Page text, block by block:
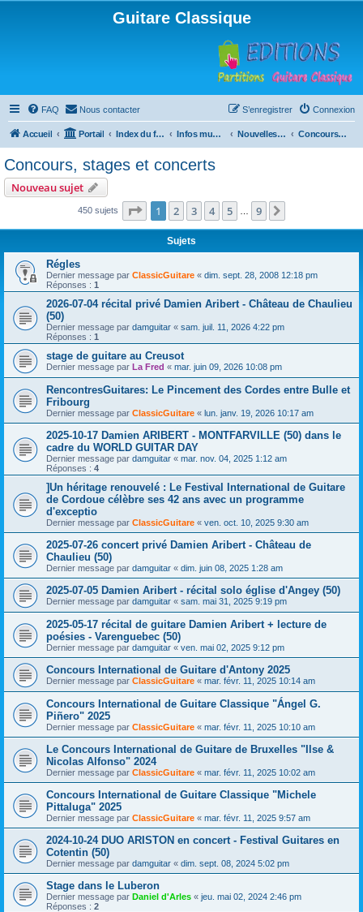
Guitare Classique
FAQ Nous contacter Connexion
S’enregistrer
Accueil Portail Index du forum Infos musicales Nouvelles de toutes sortes, concerts, partitions… Concours, stages et concerts
Concours, stages et concerts
Nouveau sujet
450 sujets Page 1sur9
1 2 3 4 5 9
Sujets
Régles
Dernier message par ClassicGuitare « dim. sept. 28, 2008 12:18 pm
Réponses : 1
2026-07-04 récital privé Damien Aribert - Château de Chaulieu
(50)
Dernier message par damguitar « sam. juil. 11, 2026 4:22 pm
Réponses : 1
stage de guitare au Creusot
Dernier message par La Fred « mar. juin 09, 2026 10:08 pm
RencontresGuitares: Le Pincement des Cordes entre Bulle et
Fribourg
Dernier message par ClassicGuitare « lun. janv. 19, 2026 10:17 am
2025-10-17 Damien ARIBERT - MONTFARVILLE (50) dans le
cadre du WORLD GUITAR DAY
Dernier message par damguitar « mar. nov. 04, 2025 1:12 am
Réponses : 4
]Un héritage renouvelé : Le Festival International de Guitare
de Cordoue célèbre ses 42 ans avec un programme
d'exceptio
Dernier message par ClassicGuitare « ven. oct. 10, 2025 9:30 am
2025-07-26 concert privé Damien Aribert - Château de
Chaulieu (50)
Dernier message par damguitar « dim. juin 08, 2025 1:28 am
2025-07-05 Damien Aribert - récital solo église d'Angey (50)
Dernier message par damguitar « sam. mai 31, 2025 9:19 pm
2025-05-17 récital de guitare Damien Aribert + lecture de
poésies - Varenguebec (50)
Dernier message par damguitar « ven. mai 02, 2025 9:12 pm
Concours International de Guitare d'Antony 2025
Dernier message par ClassicGuitare « mar. févr. 11, 2025 10:14 am
Concours International de Guitare Classique "Ángel G.
Piñero" 2025
Dernier message par ClassicGuitare « mar. févr. 11, 2025 10:10 am
Le Concours International de Guitare de Bruxelles "Ilse &
Nicolas Alfonso" 2024
Dernier message par ClassicGuitare « mar. févr. 11, 2025 10:02 am
Concours International de Guitare Classique "Michele
Pittaluga" 2025
Dernier message par ClassicGuitare « mar. févr. 11, 2025 9:57 am
2024-10-24 DUO ARISTON en concert - Festival Guitares en
Cotentin (50)
Dernier message par damguitar « dim. sept. 08, 2024 5:02 pm
Stage dans le Luberon
Dernier message par Daniel d'Arles « jeu. mai 02, 2024 2:46 pm
Réponses : 2